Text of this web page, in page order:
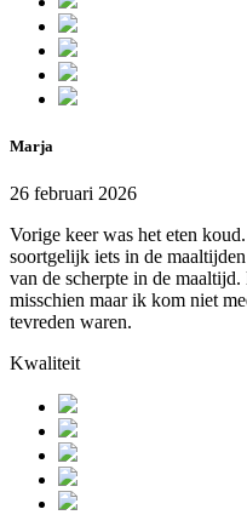
Marja
26 februari 2026
Vorige keer was het eten
soortgelijk iets in de
van de scherpte in de
misschien maar ik kom niet
tevreden waren.
Kwaliteit